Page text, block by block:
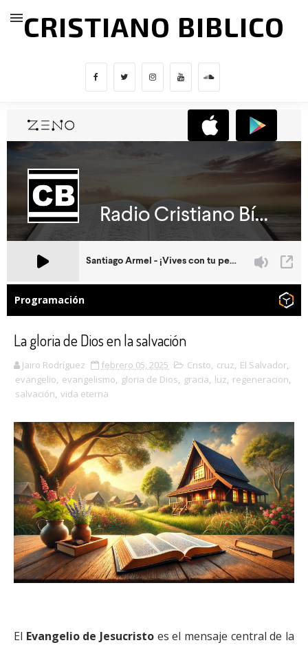
CRISTIANO BIBLICO
Programación
La gloria de Dios en la salvación
Jairo Rodríguez febrero 05, 2025 Cristo, cruz, El Salvador,
evangelio, evangelismo, gloria de Dios, gracia, luz, regeneracion,
salvación, vida eterna
El Evangelio de Jesucristo es el mensaje central de la